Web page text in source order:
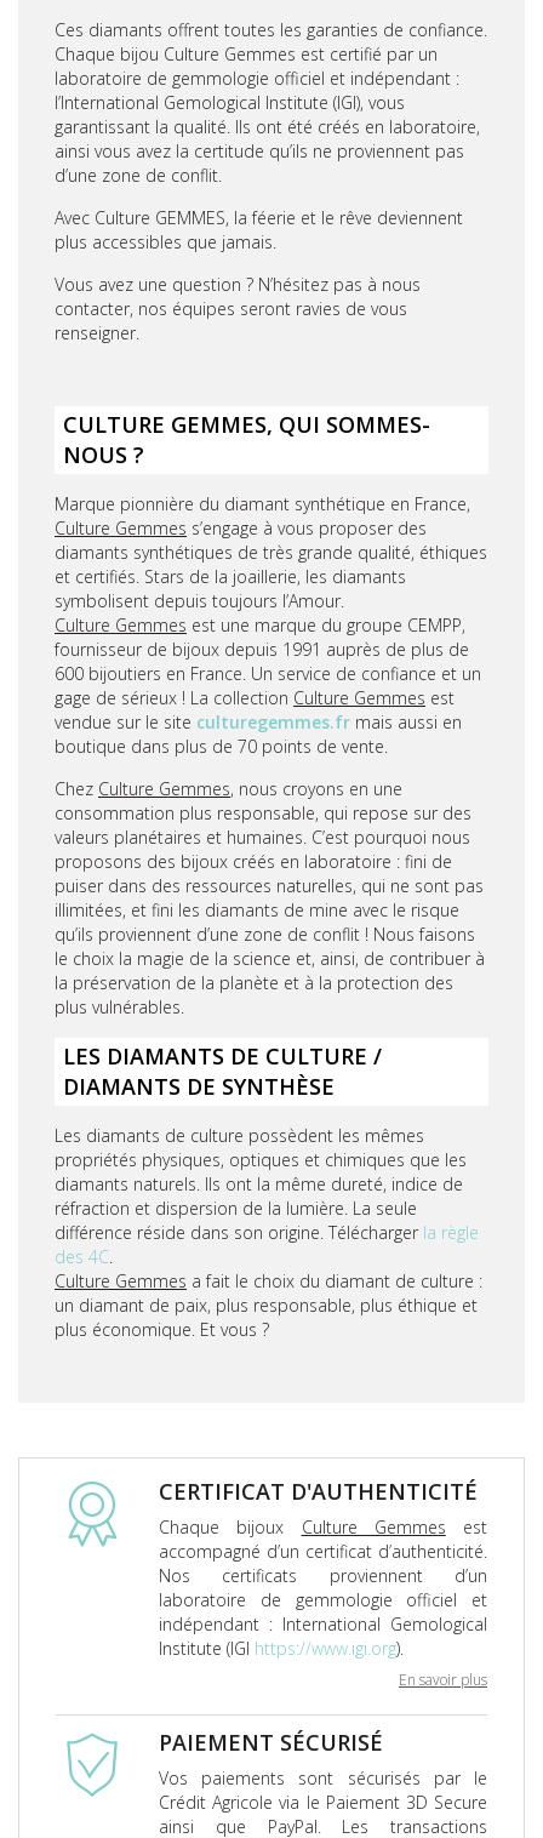
Ces diamants offrent toutes les garanties de confiance.
Chaque bijou Culture Gemmes est certifié par un
laboratoire de gemmologie officiel et indépendant :
l’International Gemological Institute (IGI), vous
garantissant la qualité. Ils ont été créés en laboratoire,
ainsi vous avez la certitude qu’ils ne proviennent pas
d’une zone de conflit.
Avec Culture GEMMES, la féerie et le rêve deviennent
plus accessibles que jamais.
Vous avez une question ? N’hésitez pas à nous
contacter, nos équipes seront ravies de vous
renseigner.
CULTURE GEMMES, QUI SOMMES-
NOUS ?
Marque pionnière du diamant synthétique en France,
Culture Gemmes s’engage à vous proposer des
diamants synthétiques de très grande qualité, éthiques
et certifiés. Stars de la joaillerie, les diamants
symbolisent depuis toujours l’Amour.
Culture Gemmes est une marque du groupe CEMPP,
fournisseur de bijoux depuis 1991 auprès de plus de
600 bijoutiers en France. Un service de confiance et un
gage de sérieux ! La collection Culture Gemmes est
vendue sur le site culturegemmes.fr mais aussi en
boutique dans plus de 70 points de vente.
Chez Culture Gemmes, nous croyons en une
consommation plus responsable, qui repose sur des
valeurs planétaires et humaines. C’est pourquoi nous
proposons des bijoux créés en laboratoire : fini de
puiser dans des ressources naturelles, qui ne sont pas
illimitées, et fini les diamants de mine avec le risque
qu’ils proviennent d’une zone de conflit ! Nous faisons
le choix la magie de la science et, ainsi, de contribuer à
la préservation de la planète et à la protection des
plus vulnérables.
LES DIAMANTS DE CULTURE /
DIAMANTS DE SYNTHÈSE
Les diamants de culture possèdent les mêmes
propriétés physiques, optiques et chimiques que les
diamants naturels. Ils ont la même dureté, indice de
réfraction et dispersion de la lumière. La seule
différence réside dans son origine. Télécharger la règle
des 4C
Culture Gemmes a fait le choix du diamant de culture :
un diamant de paix, plus responsable, plus éthique et
plus économique. Et vous ?
CERTIFICAT D'AUTHENTICITÉ
Chaque bijoux Culture Gemmes est
accompagné d’un certificat d’authenticité.
Nos certificats proviennent d’un
laboratoire de gemmologie officiel et
indépendant : International Gemological
Institute (IGI https://www.igi.org).
En savoir plus
PAIEMENT SÉCURISÉ
Vos paiements sont sécurisés par le
Crédit Agricole via le Paiement 3D Secure
ainsi que PayPal. Les transactions